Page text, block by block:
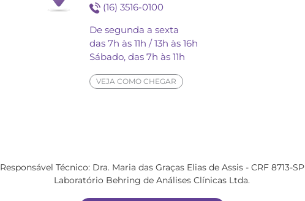
(16) 3516-0100
De segunda a sexta
das 7h às 11h / 13h às 16h
Sábado, das 7h às 11h
VEJA COMO CHEGAR
Responsável Técnico: Dra. Maria das Graças Elias de Assis - CRF 8713-SP
Laboratório Behring de Análises Clínicas Ltda.